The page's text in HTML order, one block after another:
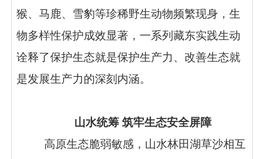
猴、马鹿、雪豹等珍稀野生动物频繁现身，生
物多样性保护成效显著，一系列藏东实践生动
诠释了保护生态就是保护生产力、改善生态就
是发展生产力的深刻内涵。
山水统筹 筑牢生态安全屏障
高原生态脆弱敏感，山水林田湖草沙相互